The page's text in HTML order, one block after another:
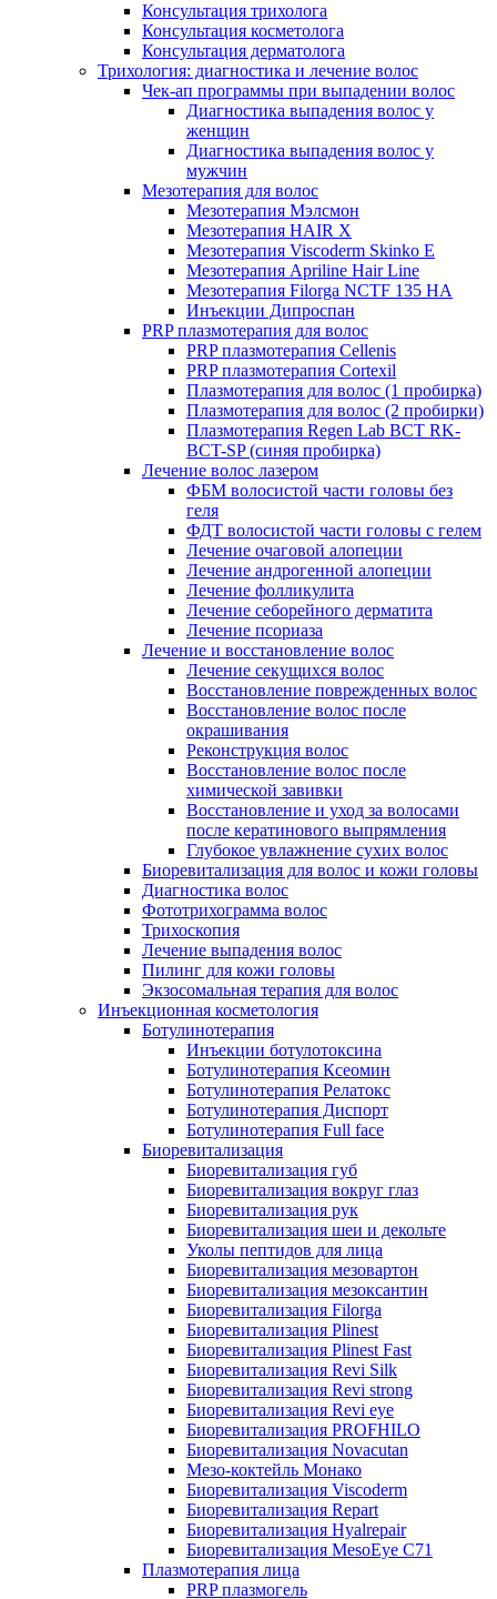
Консультация трихолога
Консультация косметолога
Консультация дерматолога
Трихология: диагностика и лечение волос
Чек-ап программы при выпадении волос
Диагностика выпадения волос у
женщин
Диагностика выпадения волос у
мужчин
Мезотерапия для волос
Мезотерапия Мэлсмон
Мезотерапия HAIR X
Мезотерапия Viscoderm Skinko E
Мезотерапия Apriline Hair Line
Мезотерапия Filorga NCTF 135 HA
Инъекции Дипроспан
PRP плазмотерапия для волос
PRP плазмотерапия Cellenis
PRP плазмотерапия Cortexil
Плазмотерапия для волос (1 пробирка)
Плазмотерапия для волос (2 пробирки)
Плазмотерапия Regen Lab BCT RK-
BCT-SP (синяя пробирка)
Лечение волос лазером
ФБМ волосистой части головы без
геля
ФДТ волосистой части головы с гелем
Лечение очаговой алопеции
Лечение андрогенной алопеции
Лечение фолликулита
Лечение себорейного дерматита
Лечение псориаза
Лечение и восстановление волос
Лечение секущихся волос
Восстановление поврежденных волос
Восстановление волос после
окрашивания
Реконструкция волос
Восстановление волос после
химической завивки
Восстановление и уход за волосами
после кератинового выпрямления
Глубокое увлажнение сухих волос
Биоревитализация для волос и кожи головы
Диагностика волос
Фототрихограмма волос
Трихоскопия
Лечение выпадения волос
Пилинг для кожи головы
Экзосомальная терапия для волос
Инъекционная косметология
Ботулинотерапия
Инъекции ботулотоксина
Ботулинотерапия Ксеомин
Ботулинотерапия Релатокс
Ботулинотерапия Диспорт
Ботулинотерапия Full face
Биоревитализация
Биоревитализация губ
Биоревитализация вокруг глаз
Биоревитализация рук
Биоревитализация шеи и декольте
Уколы пептидов для лица
Биоревитализация мезовартон
Биоревитализация мезоксантин
Биоревитализация Filorga
Биоревитализация Plinest
Биоревитализация Plinest Fast
Биоревитализация Revi Silk
Биоревитализация Revi strong
Биоревитализация Revi eye
Биоревитализация PROFHILO
Биоревитализация Novacutan
Мезо-коктейль Монако
Биоревитализация Viscoderm
Биоревитализация Repart
Биоревитализация Hyalrepair
Биоревитализация MesoEye C71
Плазмотерапия лица
PRP плазмогель